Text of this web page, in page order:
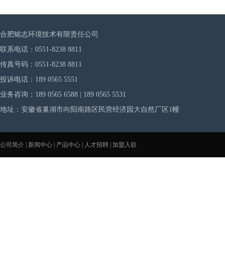
合肥铭志环境技术有限责任公司
联系电话：0551-8238 8811
传真号码：0551-8238 8811
投诉电话：189 0565 5551
业务咨询：189 0565 6588 | 189 0565 5531
地址：安徽省巢湖市向阳南路区民营经济园大自然厂区1幢
公司简介 新闻中心 产品中心 人才招聘 加盟入驻